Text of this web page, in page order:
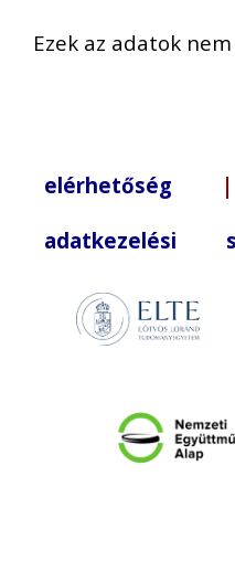
Ezek az adatok
elérhetőség
adatkezelési